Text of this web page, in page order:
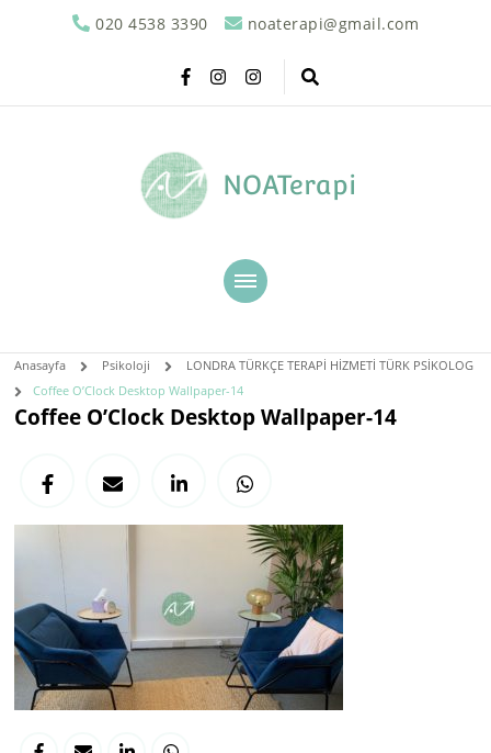
020 4538 3390 noaterapi@gmail.com
NOATerapi
Anasayfa Psikoloji
LONDRA TÜRKÇE TERAPİ HİZMETİ TÜRK PSİKOLOG
Coffee O’Clock Desktop Wallpaper-14
Coffee O’Clock Desktop Wallpaper-14